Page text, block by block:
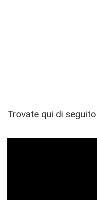
Trovate qui di